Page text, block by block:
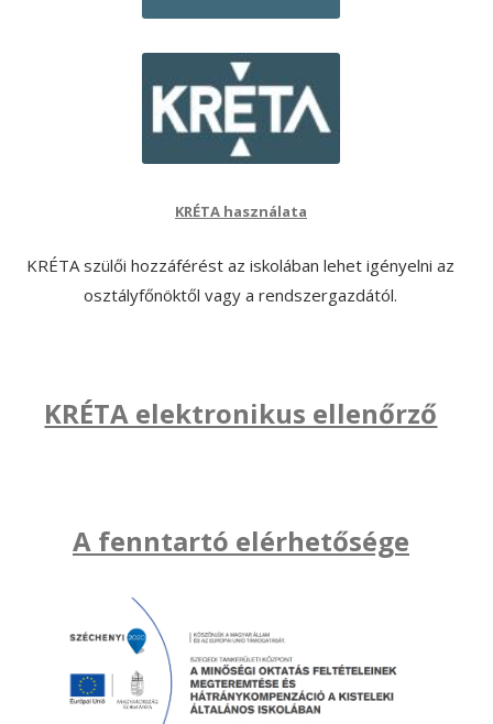
KRÉTA használata
KRÉTA szülői hozzáférést az iskolában lehet igényelni az
osztályfőnöktől vagy a rendszergazdától.
KRÉTA elektronikus ellenőrző
A fenntartó elérhetősége